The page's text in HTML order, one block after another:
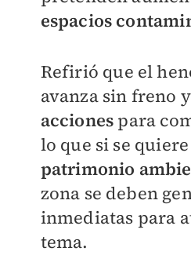
espacios
Refirió que el
avanza sin freno
acciones para
lo que si se quiere
patrimonio
zona se deben
inmediatas para
tema.